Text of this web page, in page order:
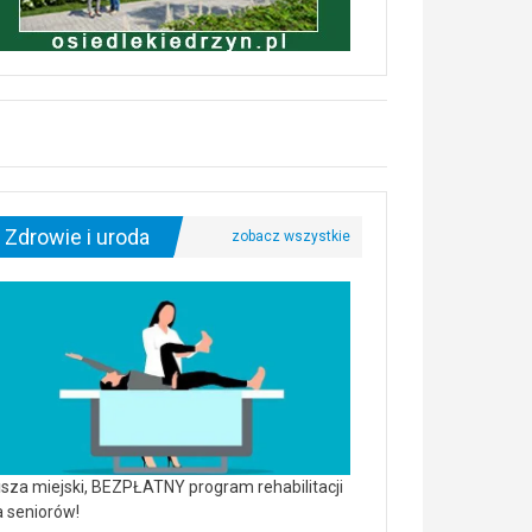
Zdrowie i uroda
miejski, BEZPŁATNY program rehabilitacji
seniorów!